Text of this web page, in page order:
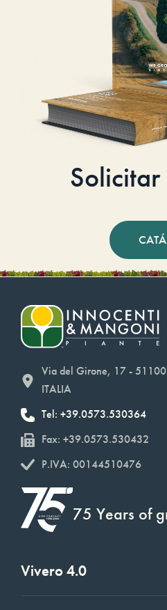
Via del Girone, 17 -
ITALIA
Tel: +39.0573.530364
Fax: +39.0573.530432
P.IVA: 00144510476
75 Years of
Vivero 4.0